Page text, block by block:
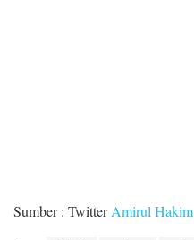
Sumber : TwitterAmirul Hakim